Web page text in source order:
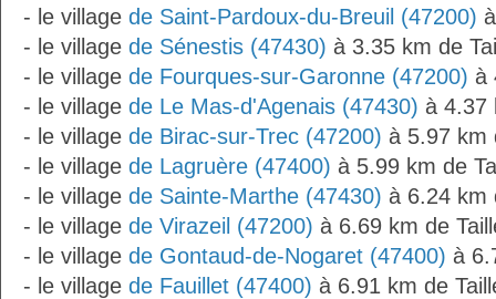
- le village de Saint-Pardoux-du-Breuil (47200)
- le village de Sénestis (47430) à 3.35 km de
- le village de Fourques-sur-Garonne (47200) à
- le village de Le Mas-d'Agenais (47430) à 4.37
- le village de Birac-sur-Trec (47200) à 5.97 km
- le village de Lagruère (47400) à 5.99 km de
- le village de Sainte-Marthe (47430) à 6.24 km
- le village de Virazeil (47200) à 6.69 km de
- le village de Gontaud-de-Nogaret (47400) à
- le village de Fauillet (47400) à 6.91 km de